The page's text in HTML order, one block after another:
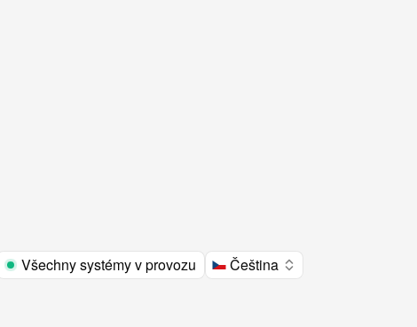
Všechny systémy v provozu Čeština